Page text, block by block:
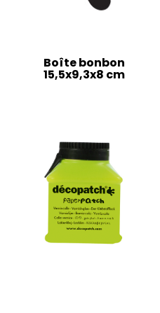
Boîte bonbon
15,5x9,3x8 cm